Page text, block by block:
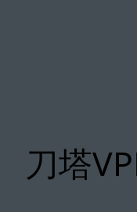
刀塔